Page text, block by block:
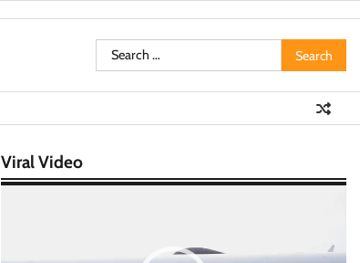
Search
for:
Viral Video